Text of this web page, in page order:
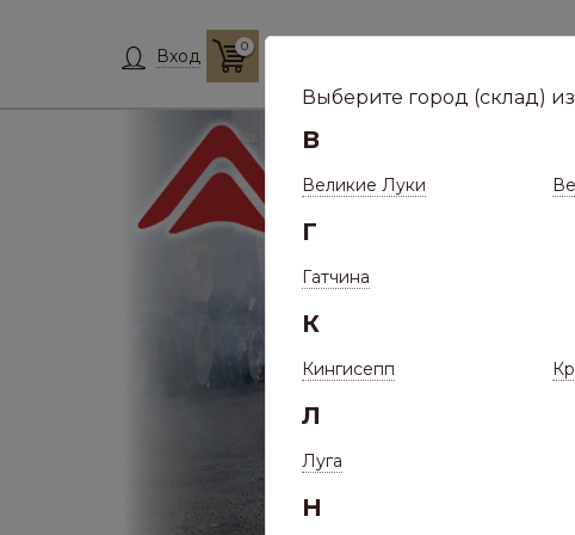
Вход 0
Выберите город (склад)
В
Великие Луки
Г
Гатчина
К
Кингисепп
Л
Луга
Н